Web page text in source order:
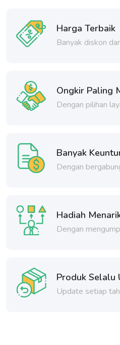
Harga Terbaik
Banyak diskon
Ongkir Paling
Dengan pilihan
Banyak
Dengan
Hadiah
Dengan
Produk Selalu
Update setiap